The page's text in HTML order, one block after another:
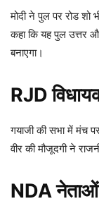
मोदी ने पुल पर रोड शो
कहा कि यह पुल उत्तर
बनाएगा।
RJD
गयाजी की सभा में मंच
वीर की मौजूदगी ने
NDA नेताओं